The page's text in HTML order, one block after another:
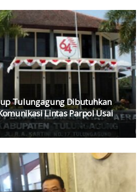
Tulungagung Dibutuhkan
Lintas Parpol Usai